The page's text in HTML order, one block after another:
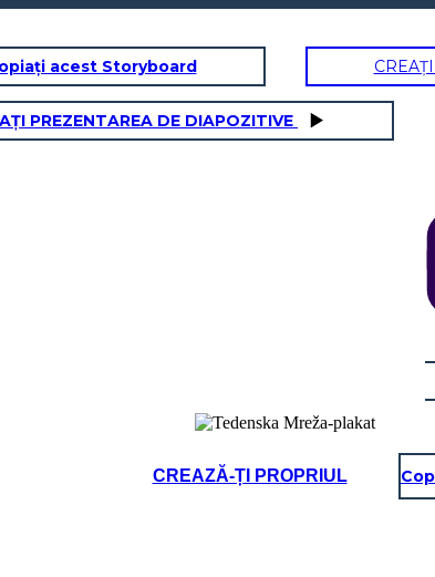
acest Storyboard
PREZENTAREA DE DIAPOZITIVE
CREAZĂ-ȚI PROPRIUL